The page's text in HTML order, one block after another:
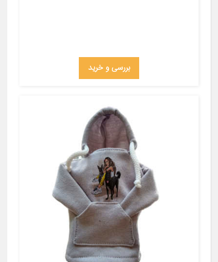
بررسی و خرید